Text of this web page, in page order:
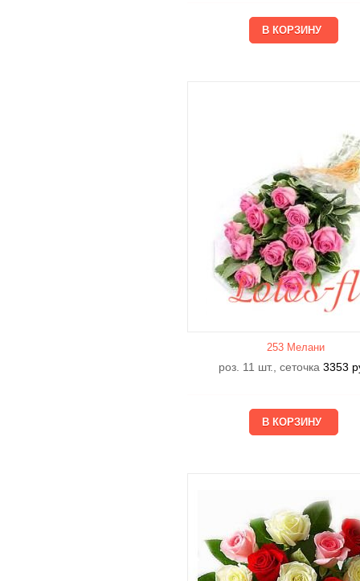
253 Мелани
роз. 11 шт., сеточка 3353